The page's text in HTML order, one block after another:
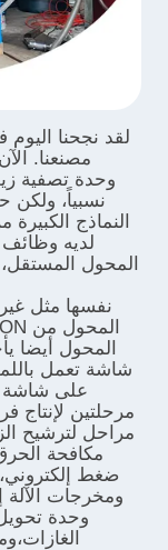
مصنعنا.
نسبياً، ولكن
النماذج
لديه
المحول
نفسها مثل
مرحلتين لإنتاج
مراحل لترشيح
مكافحة
ضغط
ومخرجات الآلة
وحدة